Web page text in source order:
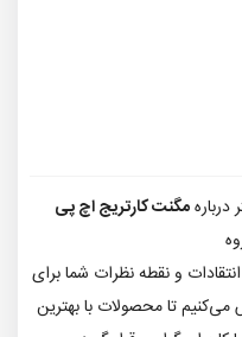
مگنت کارتریج اچ پی
و نقطه نظرات شما برای
می‌کنیم تا محصولات با بهترین